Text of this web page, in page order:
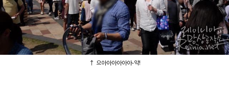
↑ 으아아아아아아-악!